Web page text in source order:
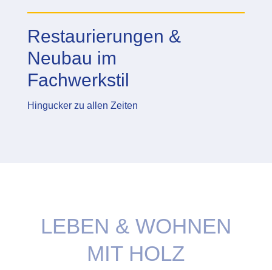
Restaurierungen &
Neubau im
Fachwerkstil
Hingucker zu allen Zeiten
LEBEN & WOHNEN
MIT HOLZ